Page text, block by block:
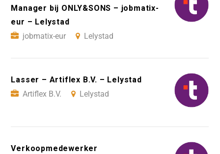
Manager bij ONLY&SONS – jobmatix-
eur – Lelystad
jobmatix-eur
Lelystad
Lasser – Artiflex B.V. – Lelystad
Artiflex B.V.
Lelystad
Verkoopmedewerker